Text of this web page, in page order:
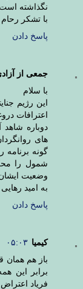
نگذاشته است.
با تشکر رحام
پاسخ دادن
جمعی از
با سلام
این رژیم
اعترافات
دوباره
های
گونه
شمول را
وضعیت
به امید
پاسخ دادن
کیمیا ۰۵:۰۳
باز هم همان
برابر این
فریاد